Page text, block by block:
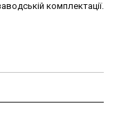
комплектації.